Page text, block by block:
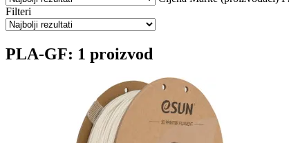
Filteri
PLA-GF: 1 proizvod